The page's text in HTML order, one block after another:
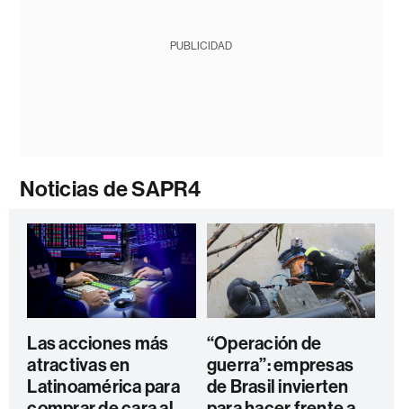
PUBLICIDAD
Noticias de SAPR4
Las acciones más
atractivas en
Latinoamérica para
“Operación de
guerra”: empresas
de Brasil invierten